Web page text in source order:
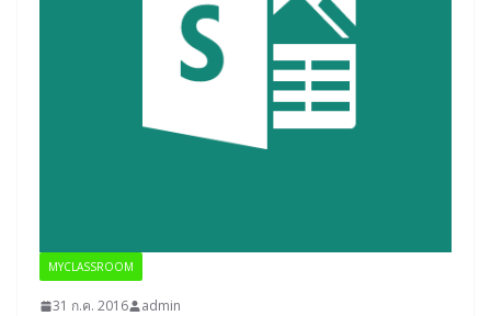
MYCLASSROOM
31 ก.ค. 2016 admin